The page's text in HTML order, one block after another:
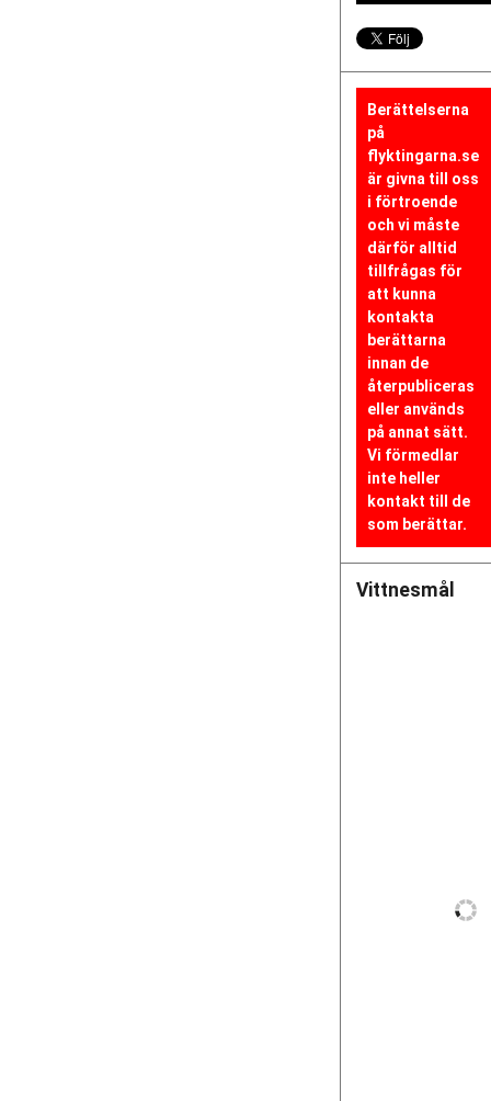
Berättelserna
på
flyktingarna.se
är givna till oss
i förtroende
och vi måste
därför alltid
tillfrågas för
att kunna
kontakta
berättarna
innan de
återpubliceras
eller används
på annat sätt.
Vi förmedlar
inte heller
kontakt till de
som berättar.
Vittnesmål